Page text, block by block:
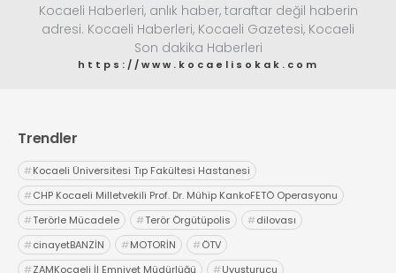
Kocaeli Haberleri, anlık haber, taraftar değil haberin
adresi. Kocaeli Haberleri, Kocaeli Gazetesi, Kocaeli
Son dakika Haberleri
https://www.kocaelisokak.com
Trendler
#Kocaeli Üniversitesi Tıp Fakültesi Hastanesi
#CHP Kocaeli Milletvekili Prof. Dr. Mühip KankoFETÖ Operasyonu
#Terörle Mücadele #Terör Örgütüpolis #dilovası
#cinayetBANZİN #MOTORİN #ÖTV
#ZAMKocaeli İl Emniyet Müdürlüğü #Uyuşturucu